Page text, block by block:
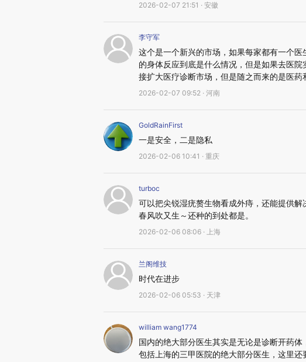
2026-02-07 21:51 · 安徽
李守军
这个是一个新兴的市场，如果每家都有一个
的身体反应到底是什么情况，但是如果去医
接扩大医疗诊断市场，但是随之而来的是医药
2026-02-07 09:52 · 河南
GoldRainFirst
一是安全，二是隐私
2026-02-06 10:41 · 重庆
turboc
可以把尖锐湿疣赘生物看成外痔，还能提供
春风吹又生～还种的到处都是。
2026-02-06 08:06 · 上海
兰阁维技
时代在进步
2026-02-06 05:53 · 天津
william wang1774
国内的绝大部分医生其实是无论是诊断开药
包括上海的三甲医院的绝大部分医生，这里还